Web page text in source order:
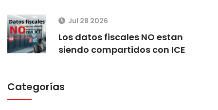
Jul 28 2026
Los datos fiscales NO estan
siendo compartidos con ICE
Categorías